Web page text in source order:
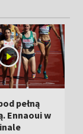
pełną
Ennaoui w